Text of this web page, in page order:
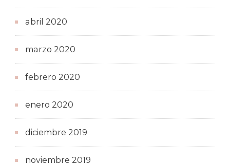
abril 2020
marzo 2020
febrero 2020
enero 2020
diciembre 2019
noviembre 2019